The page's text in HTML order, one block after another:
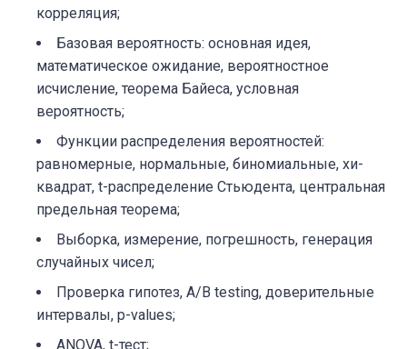
корреляция;
Базовая вероятность: основная идея,
математическое ожидание, вероятностное
исчисление, теорема Байеса, условная
вероятность;
Функции распределения вероятностей:
равномерные, нормальные, биномиальные, хи-
квадрат, t-распределение Стьюдента, центральная
предельная теорема;
Выборка, измерение, погрешность, генерация
случайных чисел;
Проверка гипотез, A/B testing, доверительные
интервалы, p-values;
ANOVA, t-тест;